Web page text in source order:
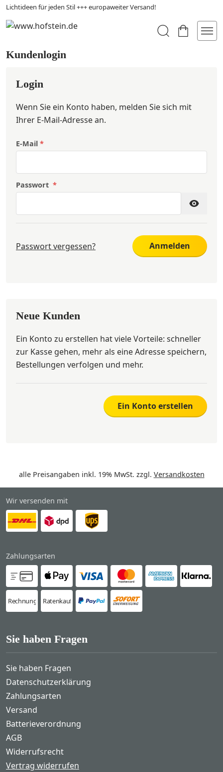
Lichtideen für jeden Stil +++ europaweiter Versand!
Kundenlogin
Login
Wenn Sie ein Konto haben, melden Sie sich mit
Ihrer E-Mail-Adresse an.
E-Mail
Passwort
Anmelden
Passwort vergessen?
Neue Kunden
Ein Konto zu erstellen hat viele Vorteile: schneller
zur Kasse gehen, mehr als eine Adresse speichern,
Bestellungen verfolgen und mehr.
Ein Konto erstellen
alle Preisangaben inkl. 19% MwSt. zzgl. Versandkosten
Wir versenden mit
Zahlungsarten
Rechnung Ratenkauf
Sie haben Fragen
Sie haben Fragen
Datenschutzerklärung
Zahlungsarten
Versand
Batterieverordnung
AGB
Widerrufsrecht
Vertrag widerrufen